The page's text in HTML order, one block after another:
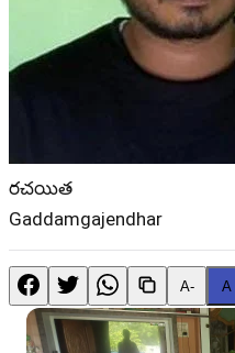
రచయిత
Gaddamgajendhar
A- A